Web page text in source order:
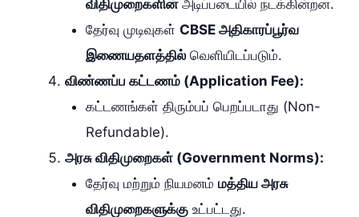
விதிமுறைகளின்அடிப்படையில் நடக்கின்றன.
தேர்வு முடிவுகள் CBSE அதிகாரப்பூர்வ
இணையதளத்தில்வெளியிடப்படும்.
விண்ணப்ப கட்டணம் (Application Fee):
கட்டணங்கள் திரும்பப் பெறப்படாது (Non-
Refundable).
அரசு விதிமுறைகள் (Government Norms):
தேர்வு மற்றும் நியமனம் மத்திய அரசு
விதிமுறைகளுக்குஉட்பட்டது.